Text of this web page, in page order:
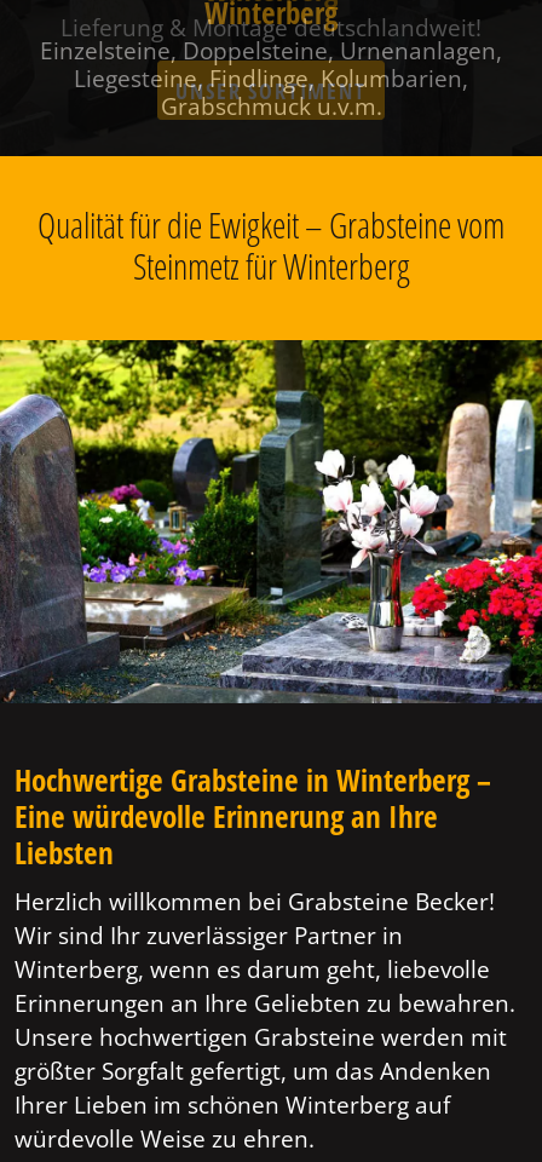
Winterberg
Einzelsteine, Doppelsteine, Urnenanlagen,
Liegesteine, Findlinge, Kolumbarien,
Grabschmuck u.v.m.
Qualität für die Ewigkeit – Grabsteine vom
Steinmetz für Winterberg
Hochwertige Grabsteine in Winterberg –
Eine würdevolle Erinnerung an Ihre
Liebsten
Herzlich willkommen bei Grabsteine Becker!
Wir sind Ihr zuverlässiger Partner in
Winterberg, wenn es darum geht, liebevolle
Erinnerungen an Ihre Geliebten zu bewahren.
Unsere hochwertigen Grabsteine werden mit
größter Sorgfalt gefertigt, um das Andenken
Ihrer Lieben im schönen Winterberg auf
würdevolle Weise zu ehren.